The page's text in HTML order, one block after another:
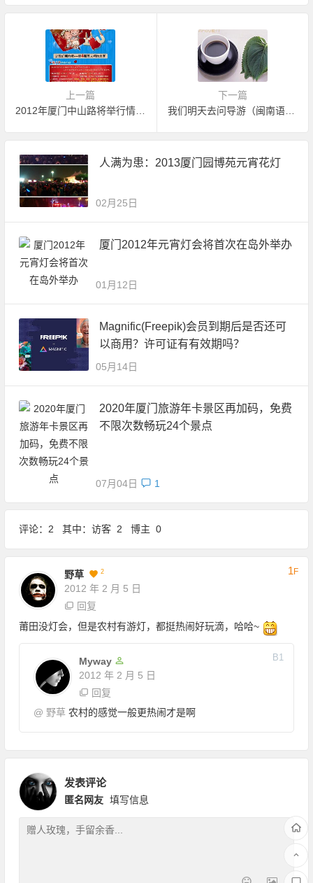
上一篇
2012年厦门中山路将举行情人节拥抱大赛
下一篇
我们明天去问导游（闽南语笑话）
人满为患：2013厦门园博苑元宵花灯
02月25日
厦门2012年元宵灯会将首次在岛外举办
01月12日
Magnific(Freepik)会员到期后是否还可
以商用？许可证有有效期吗？
05月14日
2020年厦门旅游年卡景区再加码，免费
不限次数畅玩24个景点
07月04日 1
评论：2 其中：访客 2 博主 0
野草 2
2012 年 2 月 5 日
1F
回复
莆田没灯会，但是农村有游灯，都挺热闹好玩滴，哈哈~
Myway
2012 年 2 月 5 日
B1
回复
@ 野草农村的感觉一般更热闹才是啊
发表评论
匿名网友 填写信息